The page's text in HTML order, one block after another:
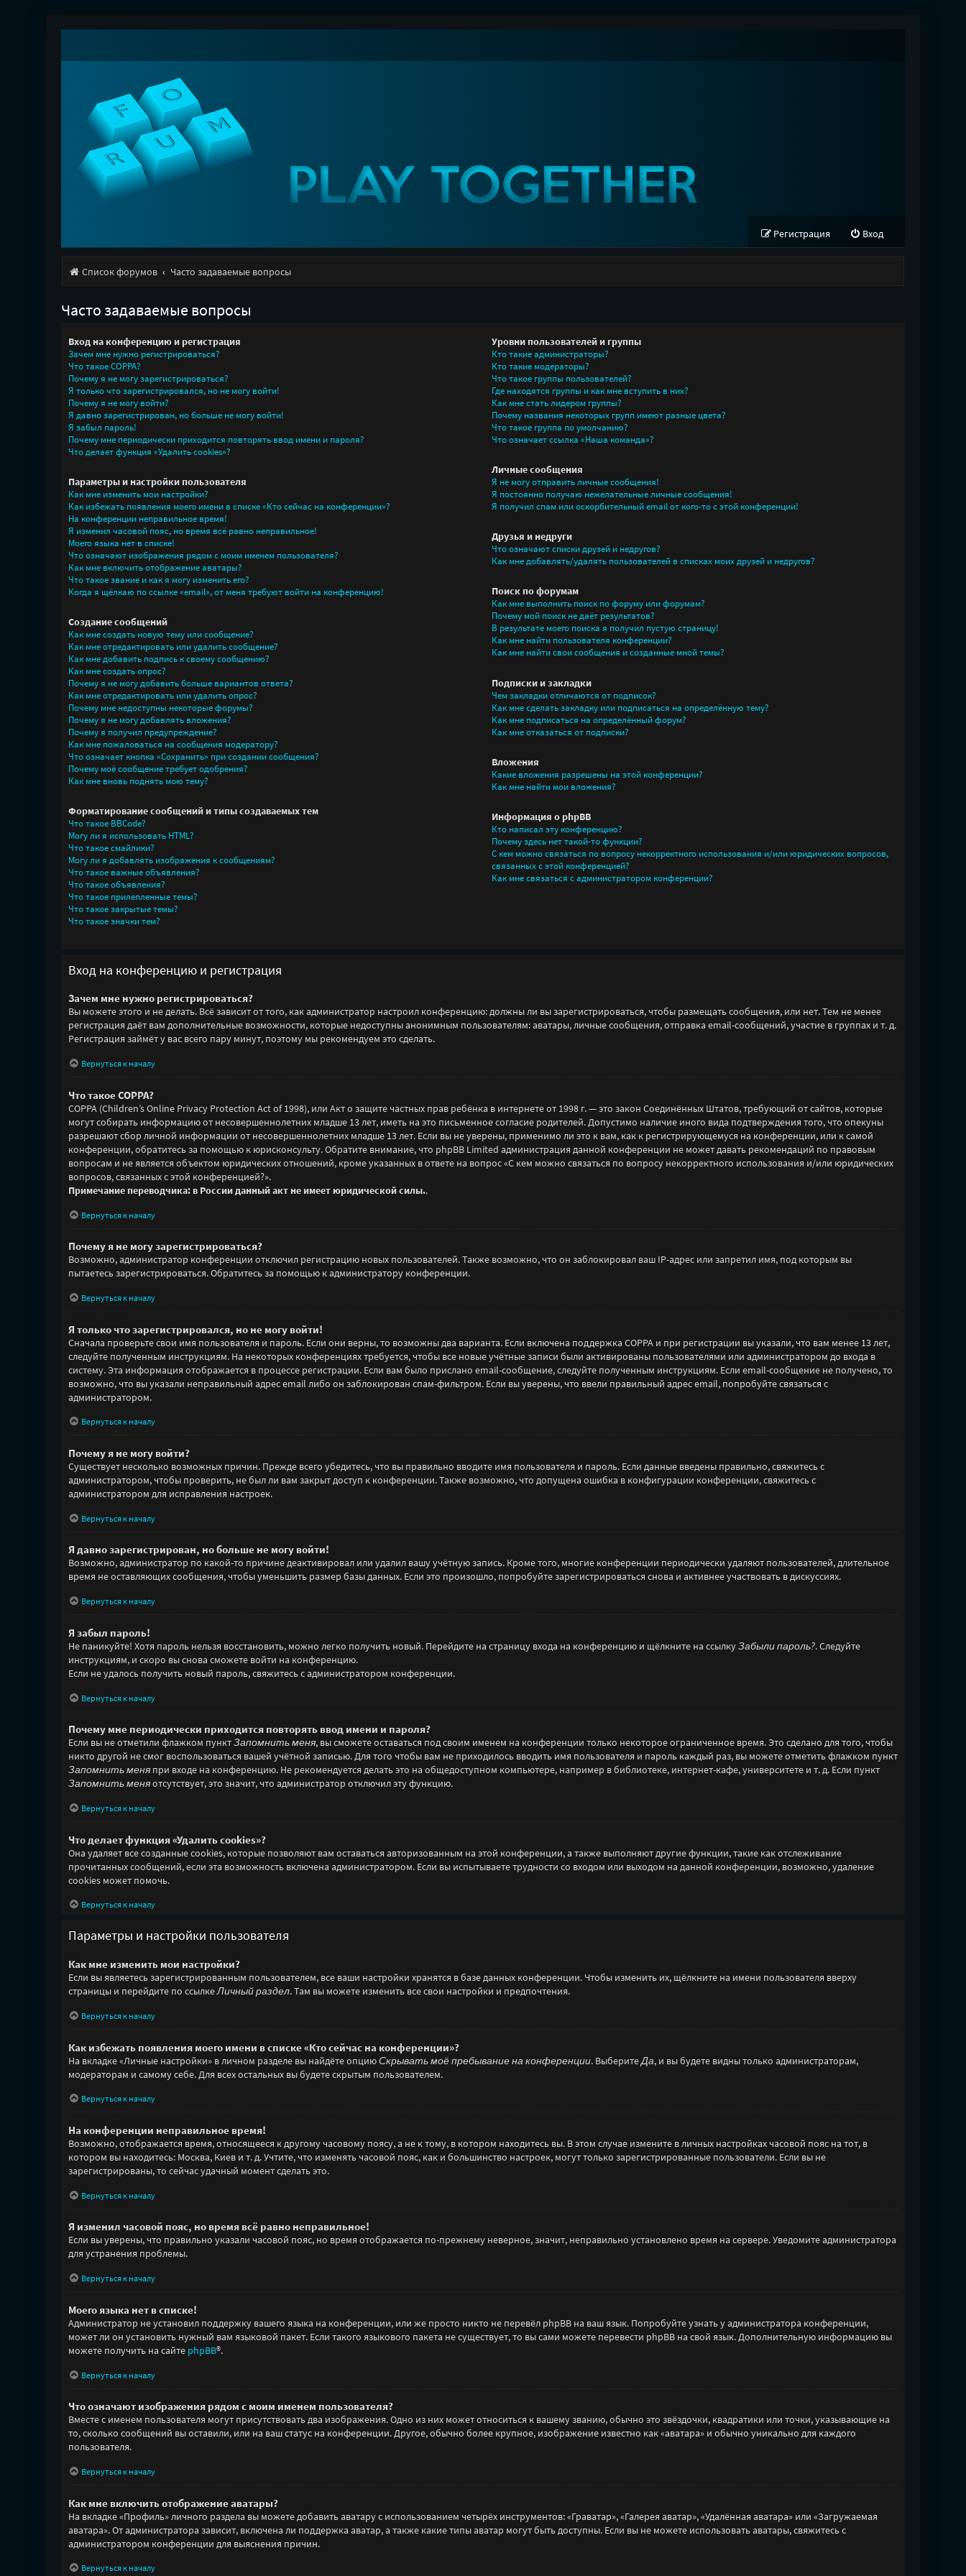
Вход
Регистрация
Список форумов Часто задаваемые вопросы
Часто задаваемые вопросы
Вход на конференцию и регистрация
Зачем мне нужно регистрироваться?
Что такое COPPA?
Почему я не могу зарегистрироваться?
Я только что зарегистрировался, но не могу войти!
Почему я не могу войти?
Я давно зарегистрирован, но больше не могу войти!
Я забыл пароль!
Почему мне периодически приходится повторять ввод имени и пароля?
Что делает функция «Удалить cookies»?
Параметры и настройки пользователя
Как мне изменить мои настройки?
Как избежать появления моего имени в списке «Кто сейчас на конференции»?
На конференции неправильное время!
Я изменил часовой пояс, но время всё равно неправильное!
Моего языка нет в списке!
Что означают изображения рядом с моим именем пользователя?
Как мне включить отображение аватары?
Что такое звание и как я могу изменить его?
Когда я щёлкаю по ссылке «email», от меня требуют войти на конференцию!
Создание сообщений
Как мне создать новую тему или сообщение?
Как мне отредактировать или удалить сообщение?
Как мне добавить подпись к своему сообщению?
Как мне создать опрос?
Почему я не могу добавить больше вариантов ответа?
Как мне отредактировать или удалить опрос?
Почему мне недоступны некоторые форумы?
Почему я не могу добавлять вложения?
Почему я получил предупреждение?
Как мне пожаловаться на сообщения модератору?
Что означает кнопка «Сохранить» при создании сообщения?
Почему моё сообщение требует одобрения?
Как мне вновь поднять мою тему?
Форматирование сообщений и типы создаваемых тем
Что такое BBCode?
Могу ли я использовать HTML?
Что такое смайлики?
Могу ли я добавлять изображения к сообщениям?
Что такое важные объявления?
Что такое объявления?
Что такое прилепленные темы?
Что такое закрытые темы?
Что такое значки тем?
Уровни пользователей и группы
Кто такие администраторы?
Кто такие модераторы?
Что такое группы пользователей?
Где находятся группы и как мне вступить в них?
Как мне стать лидером группы?
Почему названия некоторых групп имеют разные цвета?
Что такое группа по умолчанию?
Что означает ссылка «Наша команда»?
Личные сообщения
Я не могу отправить личные сообщения!
Я постоянно получаю нежелательные личные сообщения!
Я получил спам или оскорбительный email от кого-то с этой конференции!
Друзья и недруги
Что означают списки друзей и недругов?
Как мне добавлять/удалять пользователей в списках моих друзей и недругов?
Поиск по форумам
Как мне выполнить поиск по форуму или форумам?
Почему мой поиск не даёт результатов?
В результате моего поиска я получил пустую страницу!
Как мне найти пользователя конференции?
Как мне найти свои сообщения и созданные мной темы?
Подписки и закладки
Чем закладки отличаются от подписок?
Как мне сделать закладку или подписаться на определённую тему?
Как мне подписаться на определённый форум?
Как мне отказаться от подписки?
Вложения
Какие вложения разрешены на этой конференции?
Как мне найти мои вложения?
Информация о phpBB
Кто написал эту конференцию?
Почему здесь нет такой-то функции?
С кем можно связаться по вопросу некорректного использования и/или юридических вопросов,
связанных с этой конференцией?
Как мне связаться с администратором конференции?
Вход на конференцию и регистрация
Зачем мне нужно регистрироваться?
Вы можете этого и не делать. Всё зависит от того, как администратор настроил конференцию: должны ли вы зарегистрироваться, чтобы размещать сообщения, или нет. Тем не менее
регистрация даёт вам дополнительные возможности, которые недоступны анонимным пользователям: аватары, личные сообщения, отправка email-сообщений, участие в группах и т. д.
Регистрация займёт у вас всего пару минут, поэтому мы рекомендуем это сделать.
Вернуться к началу
Что такое COPPA?
COPPA (Children’s Online Privacy Protection Act of 1998), или Акт о защите частных прав ребёнка в интернете от 1998 г. — это закон Соединённых Штатов, требующий от сайтов, которые
могут собирать информацию от несовершеннолетних младше 13 лет, иметь на это письменное согласие родителей. Допустимо наличие иного вида подтверждения того, что опекуны
разрешают сбор личной информации от несовершеннолетних младше 13 лет. Если вы не уверены, применимо ли это к вам, как к регистрирующемуся на конференции, или к самой
конференции, обратитесь за помощью к юрисконсульту. Обратите внимание, что phpBB Limited администрация данной конференции не может давать рекомендаций по правовым
вопросам и не является объектом юридических отношений, кроме указанных в ответе на вопрос «С кем можно связаться по вопросу некорректного использования и/или юридических
вопросов, связанных с этой конференцией?».
Примечание переводчика: в России данный акт не имеет юридической силы..
Вернуться к началу
Почему я не могу зарегистрироваться?
Возможно, администратор конференции отключил регистрацию новых пользователей. Также возможно, что он заблокировал ваш IP-адрес или запретил имя, под которым вы
пытаетесь зарегистрироваться. Обратитесь за помощью к администратору конференции.
Вернуться к началу
Я только что зарегистрировался, но не могу войти!
Сначала проверьте свои имя пользователя и пароль. Если они верны, то возможны два варианта. Если включена поддержка COPPA и при регистрации вы указали, что вам менее 13 лет,
следуйте полученным инструкциям. На некоторых конференциях требуется, чтобы все новые учётные записи были активированы пользователями или администратором до входа в
систему. Эта информация отображается в процессе регистрации. Если вам было прислано email-сообщение, следуйте полученным инструкциям. Если email-сообщение не получено, то
возможно, что вы указали неправильный адрес email либо он заблокирован спам-фильтром. Если вы уверены, что ввели правильный адрес email, попробуйте связаться с
администратором.
Вернуться к началу
Почему я не могу войти?
Существует несколько возможных причин. Прежде всего убедитесь, что вы правильно вводите имя пользователя и пароль. Если данные введены правильно, свяжитесь с
администратором, чтобы проверить, не был ли вам закрыт доступ к конференции. Также возможно, что допущена ошибка в конфигурации конференции, свяжитесь с
администратором для исправления настроек.
Вернуться к началу
Я давно зарегистрирован, но больше не могу войти!
Возможно, администратор по какой-то причине деактивировал или удалил вашу учётную запись. Кроме того, многие конференции периодически удаляют пользователей, длительное
время не оставляющих сообщения, чтобы уменьшить размер базы данных. Если это произошло, попробуйте зарегистрироваться снова и активнее участвовать в дискуссиях.
Вернуться к началу
Я забыл пароль!
Не паникуйте! Хотя пароль нельзя восстановить, можно легко получить новый. Перейдите на страницу входа на конференцию и щёлкните на ссылкуЗабыли пароль?. Следуйте
инструкциям, и скоро вы снова сможете войти на конференцию.
Если не удалось получить новый пароль, свяжитесь с администратором конференции.
Вернуться к началу
Почему мне периодически приходится повторять ввод имени и пароля?
Если вы не отметили флажком пунктЗапомнить меня, вы сможете оставаться под своим именем на конференции только некоторое ограниченное время. Это сделано для того, чтобы
никто другой не смог воспользоваться вашей учётной записью. Для того чтобы вам не приходилось вводить имя пользователя и пароль каждый раз, вы можете отметить флажком пункт
Запомнить меняпри входе на конференцию. Не рекомендуется делать это на общедоступном компьютере, например в библиотеке, интернет-кафе, университете и т. д. Если пункт
Запомнить меняотсутствует, это значит, что администратор отключил эту функцию.
Вернуться к началу
Что делает функция «Удалить cookies»?
Она удаляет все созданные cookies, которые позволяют вам оставаться авторизованным на этой конференции, а также выполняют другие функции, такие как отслеживание
прочитанных сообщений, если эта возможность включена администратором. Если вы испытываете трудности со входом или выходом на данной конференции, возможно, удаление
cookies может помочь.
Вернуться к началу
Параметры и настройки пользователя
Как мне изменить мои настройки?
Если вы являетесь зарегистрированным пользователем, все ваши настройки хранятся в базе данных конференции. Чтобы изменить их, щёлкните на имени пользователя вверху
страницы и перейдите по ссылкеЛичный раздел. Там вы можете изменить все свои настройки и предпочтения.
Вернуться к началу
Как избежать появления моего имени в списке «Кто сейчас на конференции»?
На вкладке «Личные настройки» в личном разделе вы найдёте опциюСкрывать моё пребывание на конференции. ВыберитеДа, и вы будете видны только администраторам,
модераторам и самому себе. Для всех остальных вы будете скрытым пользователем.
Вернуться к началу
На конференции неправильное время!
Возможно, отображается время, относящееся к другому часовому поясу, а не к тому, в котором находитесь вы. В этом случае измените в личных настройках часовой пояс на тот, в
котором вы находитесь: Москва, Киев и т. д. Учтите, что изменять часовой пояс, как и большинство настроек, могут только зарегистрированные пользователи. Если вы не
зарегистрированы, то сейчас удачный момент сделать это.
Вернуться к началу
Я изменил часовой пояс, но время всё равно неправильное!
Если вы уверены, что правильно указали часовой пояс, но время отображается по-прежнему неверное, значит, неправильно установлено время на сервере. Уведомите администратора
для устранения проблемы.
Вернуться к началу
Моего языка нет в списке!
Администратор не установил поддержку вашего языка на конференции, или же просто никто не перевёл phpBB на ваш язык. Попробуйте узнать у администратора конференции,
может ли он установить нужный вам языковой пакет. Если такого языкового пакета не существует, то вы сами можете перевести phpBB на свой язык. Дополнительную информацию вы
можете получить на сайте phpBB®.
Вернуться к началу
Что означают изображения рядом с моим именем пользователя?
Вместе с именем пользователя могут присутствовать два изображения. Одно из них может относиться к вашему званию, обычно это звёздочки, квадратики или точки, указывающие на
то, сколько сообщений вы оставили, или на ваш статус на конференции. Другое, обычно более крупное, изображение известно как «аватара» и обычно уникально для каждого
пользователя.
Вернуться к началу
Как мне включить отображение аватары?
На вкладке «Профиль» личного раздела вы можете добавить аватару с использованием четырёх инструментов: «Граватар», «Галерея аватар», «Удалённая аватара» или «Загружаемая
аватара». От администратора зависит, включена ли поддержка аватар, а также какие типы аватар могут быть доступны. Если вы не можете использовать аватары, свяжитесь с
администратором конференции для выяснения причин.
Вернуться к началу